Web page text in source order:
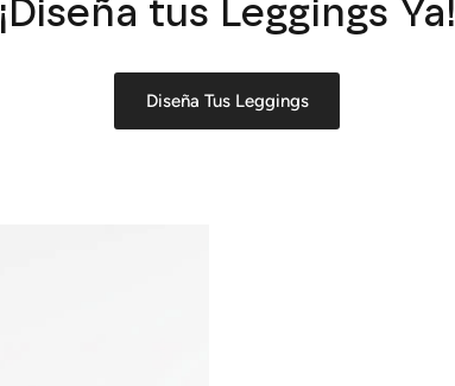
¡Diseña tus Leggings Ya!
Diseña Tus Leggings